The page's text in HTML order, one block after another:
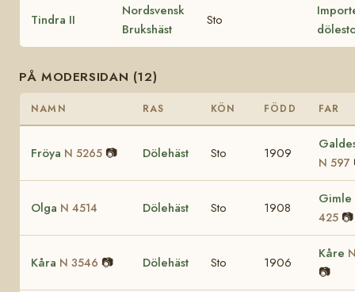
Tindra II
Nordsvensk
Brukshäst
Sto
PÅ MODERSIDAN (12)
NAMN RAS KÖN FÖDD FAR
Fröya N 5265 📷 Dölehäst Sto 1909
N 597
Olga N 4514 Dölehäst Sto 1908
Gimle
425 📷
Kåra N 3546 📷 Dölehäst Sto 1906
Kåre
📷